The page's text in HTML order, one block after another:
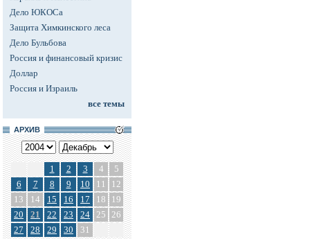
Дело ЮКОСа
Защита Химкинского леса
Дело Бульбова
Россия и финансовый кризис
Доллар
Россия и Израиль
все темы
АРХИВ
1 2 3 4
5
6
7 8 9 10 11
12
13
14 15 16 17 18
19
20
21 22 23 24 25 26
27
28 29 30 31